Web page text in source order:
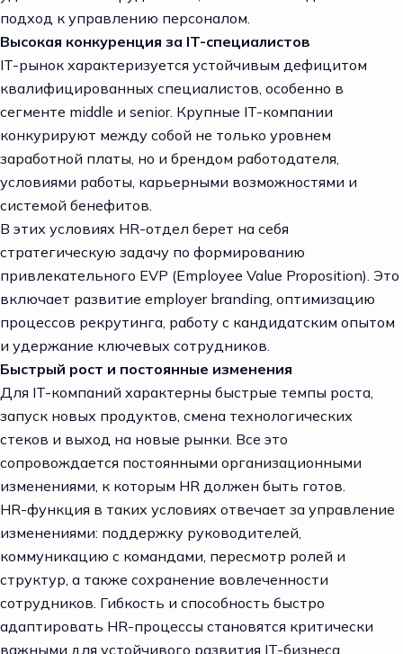
подход к управлению персоналом.
Высокая конкуренция за IT-специалистов
IT-рынок характеризуется устойчивым дефицитом
квалифицированных специалистов, особенно в
сегменте middle и senior. Крупные IT-компании
конкурируют между собой не только уровнем
заработной платы, но и брендом работодателя,
условиями работы, карьерными возможностями и
системой бенефитов.
В этих условиях HR-отдел берет на себя
стратегическую задачу по формированию
привлекательного EVP (Employee Value Proposition). Это
включает развитие employer branding, оптимизацию
процессов рекрутинга, работу с кандидатским опытом
и удержание ключевых сотрудников.
Быстрый рост и постоянные изменения
Для IT-компаний характерны быстрые темпы роста,
запуск новых продуктов, смена технологических
стеков и выход на новые рынки. Все это
сопровождается постоянными организационными
изменениями, к которым HR должен быть готов.
HR-функция в таких условиях отвечает за управление
изменениями: поддержку руководителей,
коммуникацию с командами, пересмотр ролей и
структур, а также сохранение вовлеченности
сотрудников. Гибкость и способность быстро
адаптировать HR-процессы становятся критически
важными для устойчивого развития IT-бизнеса.